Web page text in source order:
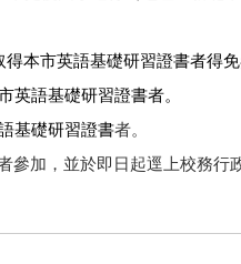
本市英語基礎研習證書者得免
英語基礎研習證書者。
基礎研習證書者。
參加，並於即日起逕上校務行